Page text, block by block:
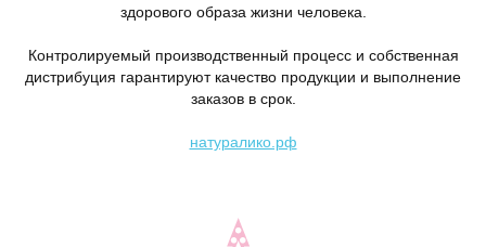
здорового образа жизни человека.
Контролируемый производственный процесс и собственная
дистрибуция гарантируют качество продукции и выполнение
заказов в срок.
натуралико.рф